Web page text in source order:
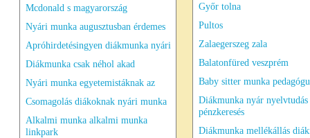
Mcdonald s magyarország
Nyári munka augusztusban érdemes
Apróhirdetésingyen diákmunka nyári
Diákmunka csak néhol akad
Nyári munka egyetemistáknak az
Csomagolás diákoknak nyári munka
Alkalmi munka alkalmi munka
linkpark
Győr tolna
Pultos
Zalaegerszeg zala
Balatonfüred veszprém
Baby sitter munka
Diákmunka nyár nyelvtudás
pénzkeresés
Diákmunka mellékállás